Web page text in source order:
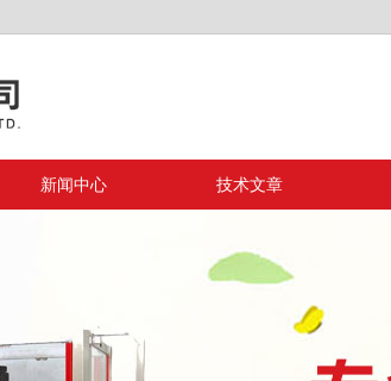
新闻中心 技术文章